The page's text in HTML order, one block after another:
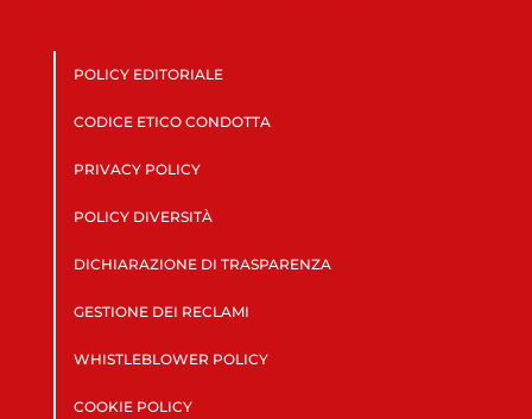
POLICY EDITORIALE
CODICE ETICO CONDOTTA
PRIVACY POLICY
POLICY DIVERSITÀ
DICHIARAZIONE DI TRASPARENZA
GESTIONE DEI RECLAMI
WHISTLEBLOWER POLICY
COOKIE POLICY